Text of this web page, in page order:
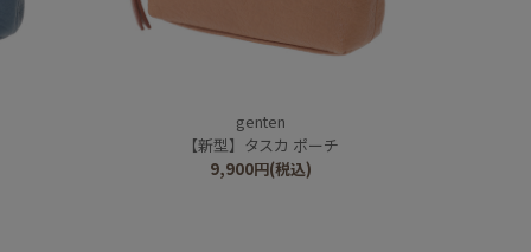
genten
【新型】タスカ ポーチ
9,900円(税込)